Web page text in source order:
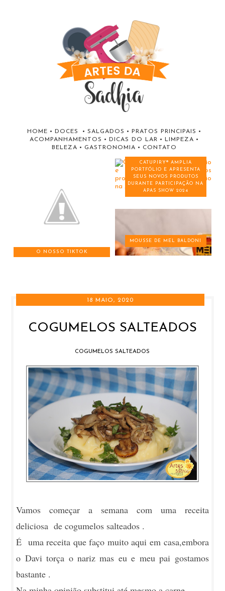
HOME • DOCES • SALGADOS • PRATOS PRINCIPAIS •
ACOMPANHAMENTOS • DICAS DO LAR • LIMPEZA •
BELEZA • GASTRONOMIA • CONTATO
O NOSSO TIKTOK
CATUPIRY® AMPLIA
PORTFÓLIO E APRESENTA
SEUS NOVOS PRODUTOS
DURANTE PARTICIPAÇÃO NA
APAS SHOW 2024
MOUSSE DE MEL BALDONI
18 MAIO, 2020
COGUMELOS SALTEADOS
COGUMELOS SALTEADOS
Vamos começar a semana com uma receita
deliciosa de cogumelos salteados .
É uma receita que faço muito aqui em casa,embora
o Davi torça o nariz mas eu e meu pai gostamos
bastante .